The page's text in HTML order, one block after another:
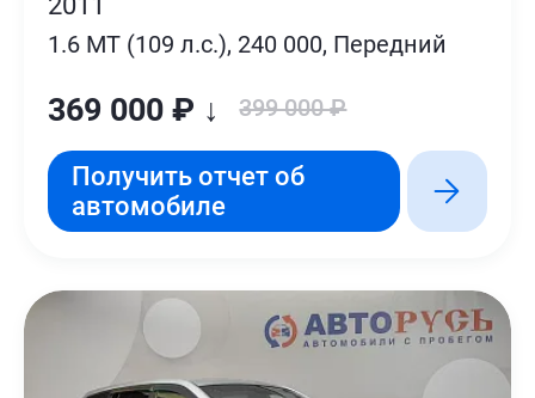
1.6 MT (109 л.с.), 240 000, Передний
369 000 ₽ ↓ 399 000 ₽
Получить отчет об
автомобиле